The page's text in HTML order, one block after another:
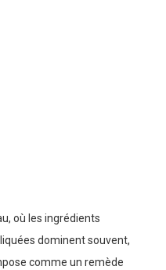
où les ingrédients
dominent souvent,
comme un remède